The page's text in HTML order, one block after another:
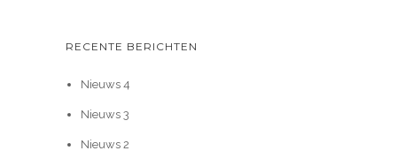
RECENTE BERICHTEN
Nieuws 4
Nieuws 3
Nieuws 2